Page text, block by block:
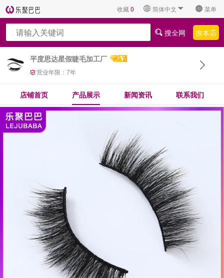
收藏0 简体中文 菜单
平度思达星假睫毛加工厂
营业年限： 7年
搜全网 搜本店
店铺首页 产品展示 新闻资讯 联系我们